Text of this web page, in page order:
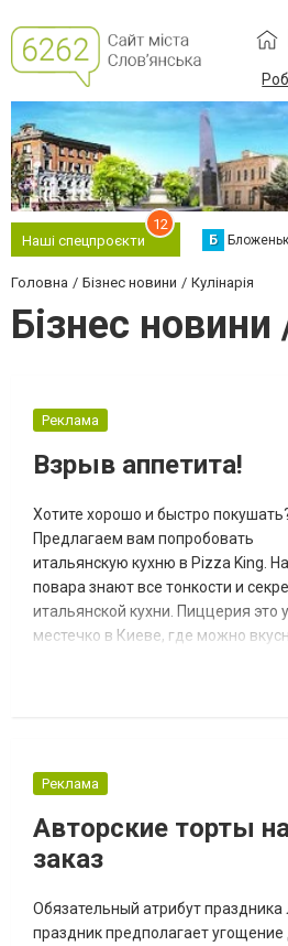
Наші спецпроєкти
12
Б
Головна Бізнес новини Кулінарія
Бізнес новини
Реклама
Взрыв аппетита!
Хотите хорошо и быстро
Предлагаем вам попробовать
итальянскую кухню в Pizza King.
повара знают все тонкости и
итальянской кухни. Пиццерия это
местечко в Киеве, где можно
стандарты соблюдает кафе.
Реклама
Авторские торты
заказ
Обязательный атрибут
праздник предполагает угощение